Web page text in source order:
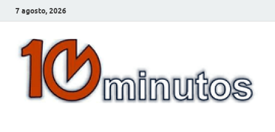
7 agosto, 2026